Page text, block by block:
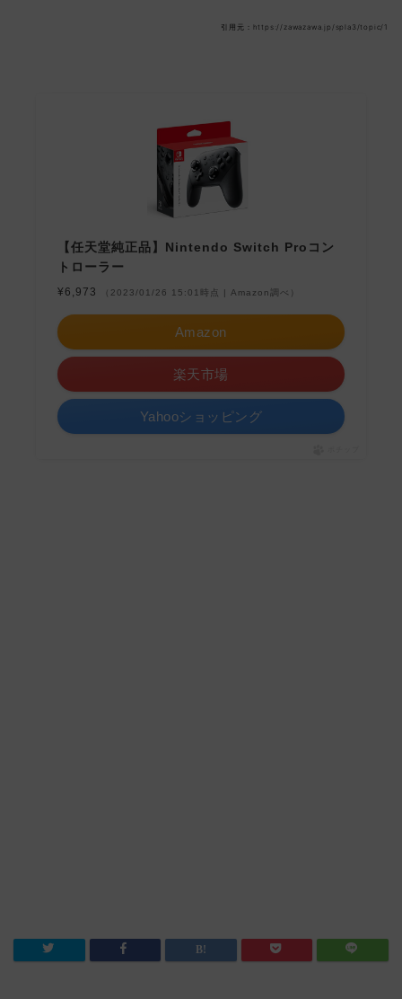
引用元：https://zawazawa.jp/spla3/topic/1
【任天堂純正品】Nintendo Switch Proコン
トローラー
¥6,973 （2023/01/26 15:01時点 | Amazon調べ）
Amazon
楽天市場
Yahooショッピング